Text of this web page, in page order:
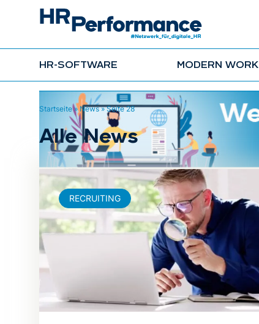
HR-SOFTWARE MODERN WORK
Startseite»News»Seite 28
Alle News
RECRUITING